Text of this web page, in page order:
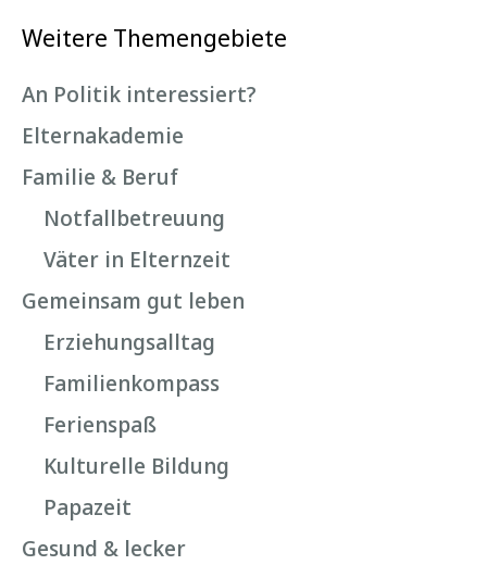
Weitere Themengebiete
An Politik interessiert?
Elternakademie
Familie & Beruf
Notfallbetreuung
Väter in Elternzeit
Gemeinsam gut leben
Erziehungsalltag
Familienkompass
Ferienspaß
Kulturelle Bildung
Papazeit
Gesund & lecker